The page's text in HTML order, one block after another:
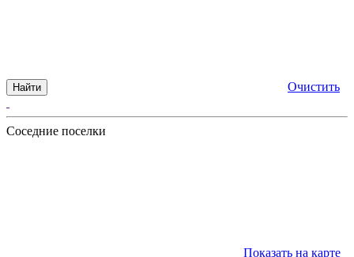
Найти Очистить
Соседние поселки
Показать на карте